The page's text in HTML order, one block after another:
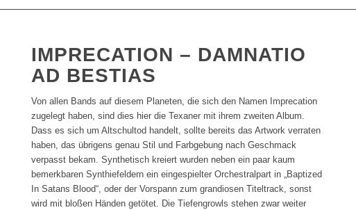
IMPRECATION – DAMNATIO
AD BESTIAS
Von allen Bands auf diesem Planeten, die sich den Namen Imprecation
zugelegt haben, sind dies hier die Texaner mit ihrem zweiten Album.
Dass es sich um Altschultod handelt, sollte bereits das Artwork verraten
haben, das übrigens genau Stil und Farbgebung nach Geschmack
verpasst bekam. Synthetisch kreiert wurden neben ein paar kaum
bemerkbaren Synthiefeldern ein eingespielter Orchestralpart in „Baptized
In Satans Blood“, oder der Vorspann zum grandiosen Titeltrack, sonst
wird mit bloßen Händen getötet. Die Tiefengrowls stehen zwar weiter